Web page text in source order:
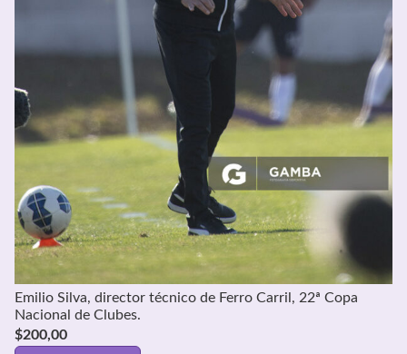
Emilio Silva, director técnico de Ferro Carril, 22ª Copa
Nacional de Clubes.
$200,00